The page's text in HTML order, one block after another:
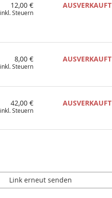
12,00 €
inkl. Steuern
AUSVERKAUFT
8,00 €
inkl. Steuern
AUSVERKAUFT
42,00 €
inkl. Steuern
AUSVERKAUFT
Link erneut senden